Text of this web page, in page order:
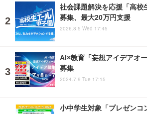
社会課題解決を応援「高校
募集、最大20万円支援
2026.8.5 Wed 17:45
AI×教育「妄想アイデアオ
募集
2024.7.9 Tue 17:15
小中学生対象「プレゼンコ